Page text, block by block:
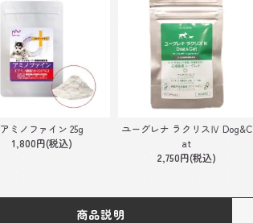
アミノファイン 25g
1,800円(税込)
ユーグレナ ラクリスⅣ Dog&C
at
2,750円(税込)
商品説明